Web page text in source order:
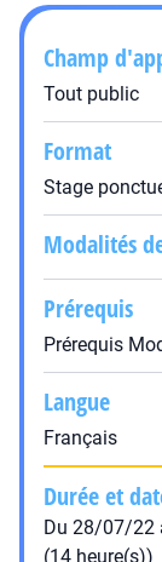
Champ
Tout public
Format
Stage
Modalités
Prérequis
Prérequis
Langue
Français
Durée et
Du 28/07/22
(14 heure(s))